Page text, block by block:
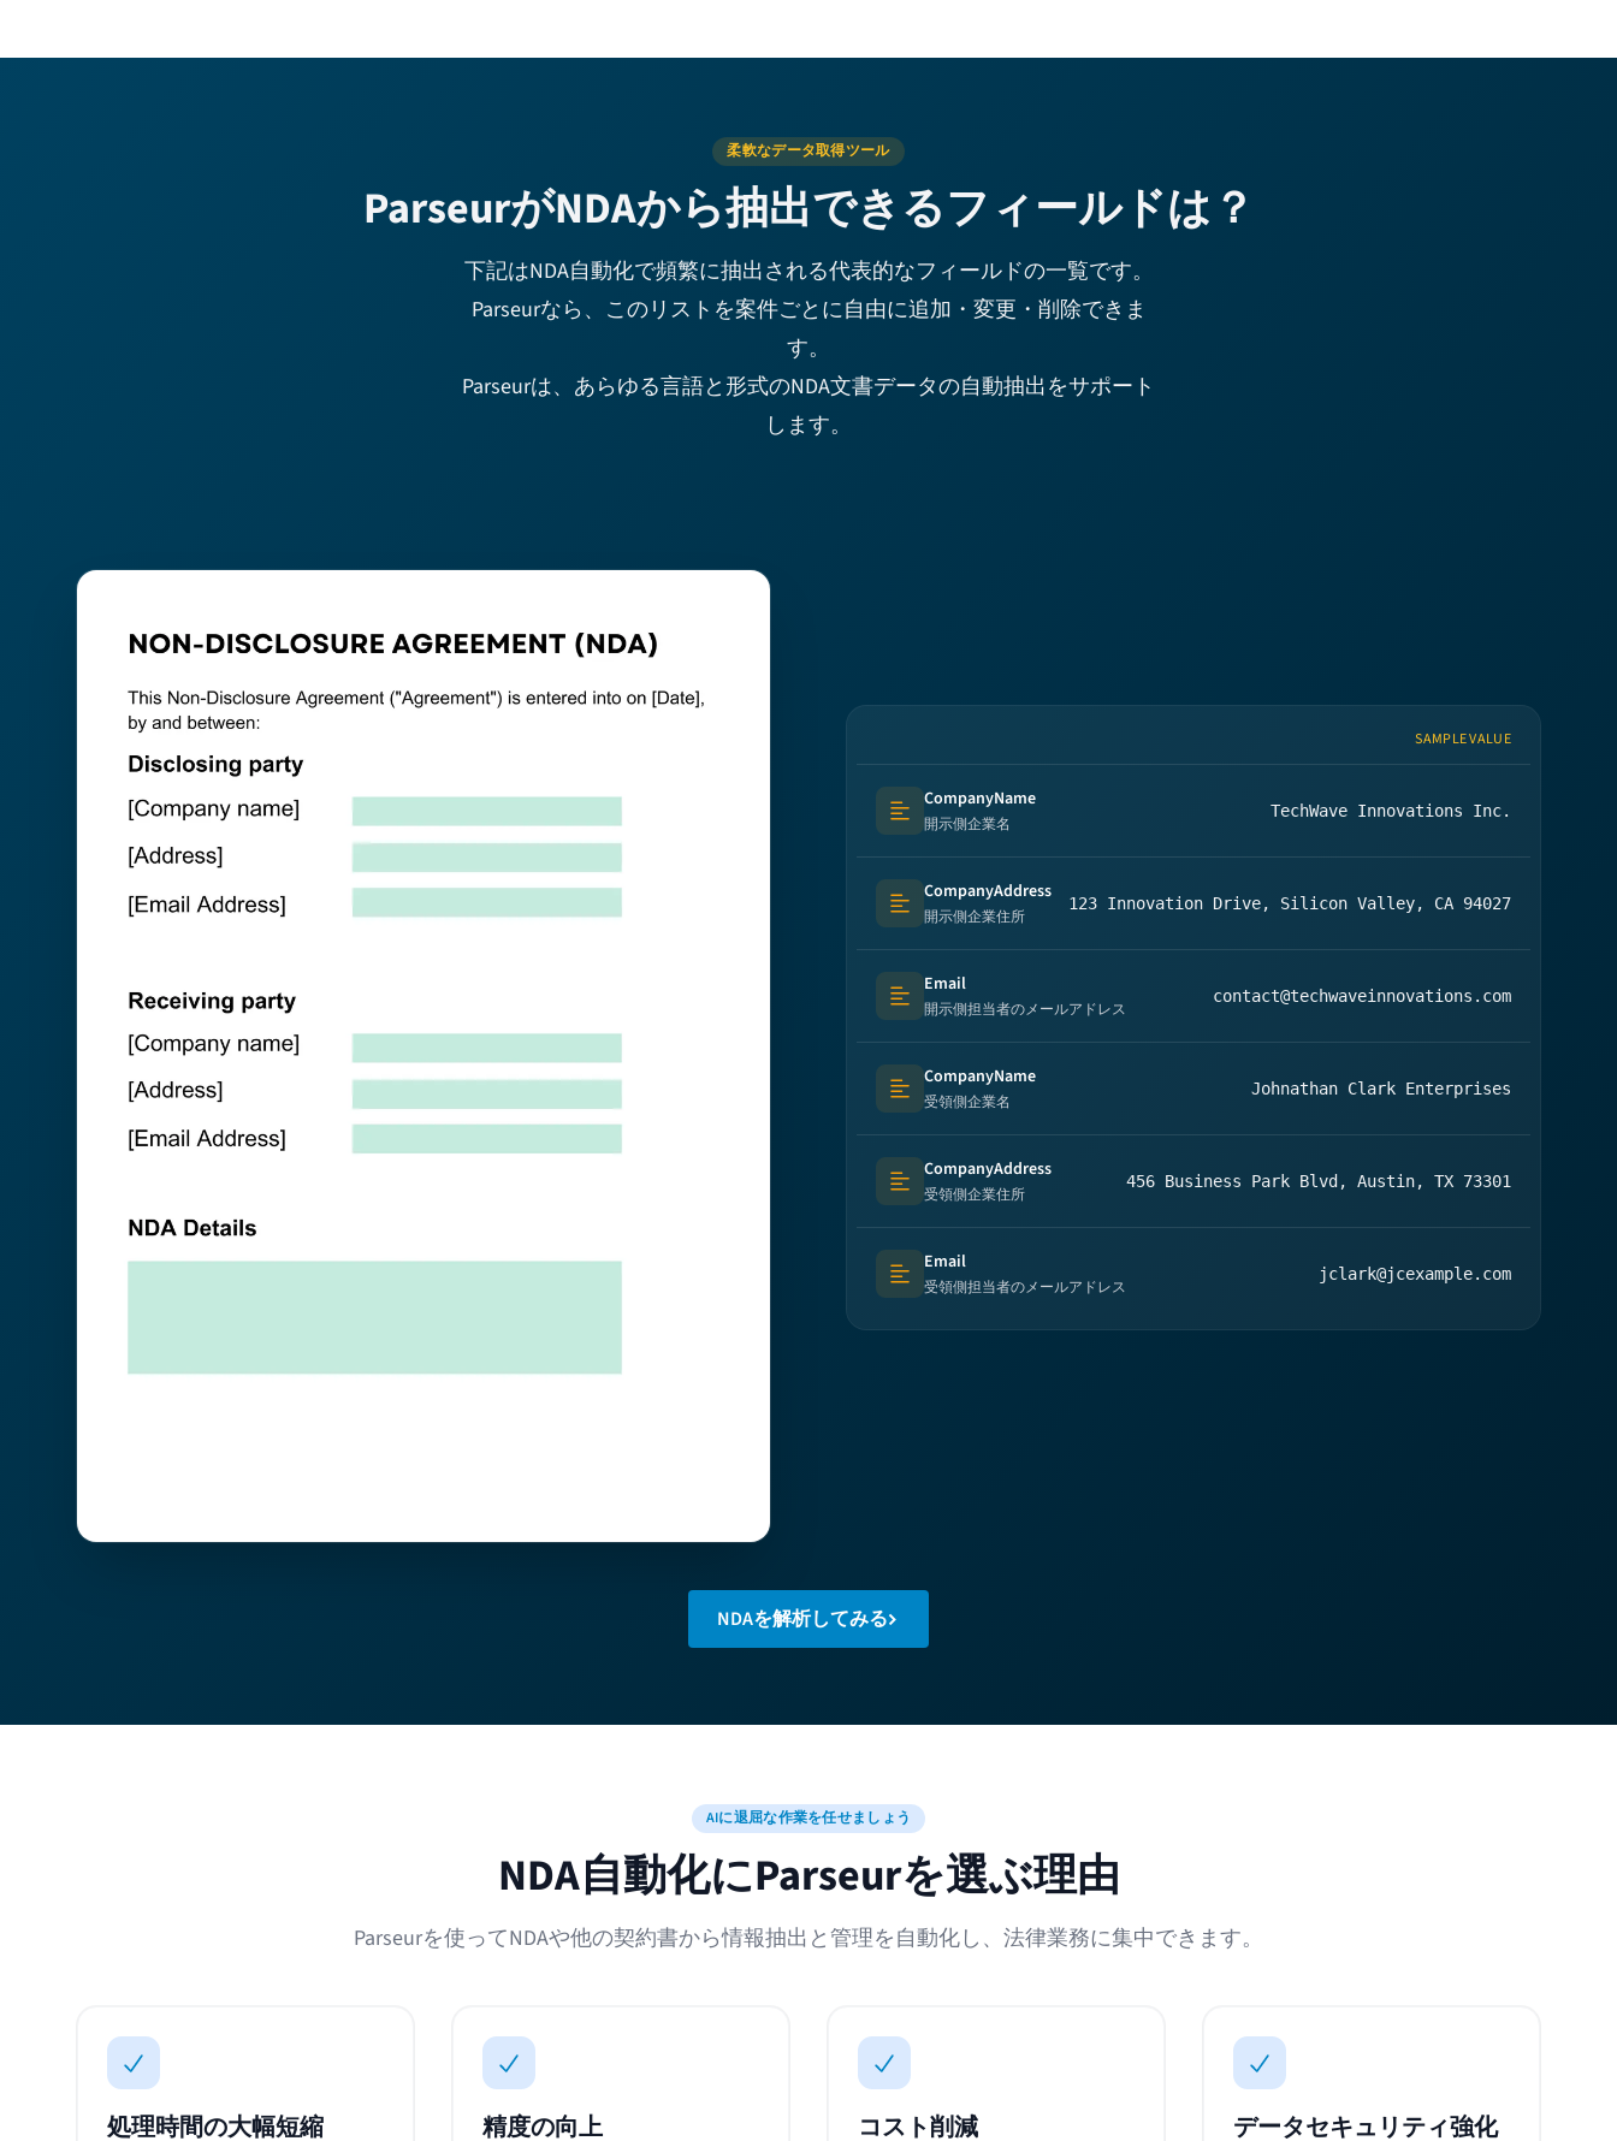
柔軟なデータ取得ツール
ParseurがNDAから抽出できるフィールドは？
下記はNDA自動化で頻繁に抽出される代表的なフィールドの一覧です。
Parseurなら、このリストを案件ごとに自由に追加・変更・削除できま
す。
Parseurは、あらゆる言語と形式のNDA文書データの自動抽出をサポート
します。
SAMPLE VALUE
Text (multi-lines)
CompanyName
開示側企業名
TechWave Innovations Inc.
Text (multi-lines)
CompanyAddress
開示側企業住所
123 Innovation Drive, Silicon Valley, CA 94027
Text (multi-lines)
Email
開示側担当者のメールアドレス
contact@techwaveinnovations.com
Text (multi-lines)
CompanyName
受領側企業名
Johnathan Clark Enterprises
Text (multi-lines)
CompanyAddress
受領側企業住所
456 Business Park Blvd, Austin, TX 73301
Text (multi-lines)
Email
受領側担当者のメールアドレス
jclark@jcexample.com
NDAを解析してみる
AIに退屈な作業を任せましょう
NDA自動化にParseurを選ぶ理由
Parseurを使ってNDAや他の契約書から情報抽出と管理を自動化し、法律業務に集中できます。
処理時間の大幅短縮 精度の向上 コスト削減 データセキュリティ強化